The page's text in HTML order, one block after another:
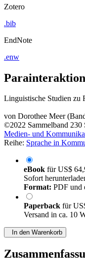
Zotero
.bib
EndNote
.enw
Linguistische Studien zu
von Dorothee Meer
©2022 Sammelband 230
Medien- und
Reihe: Sprache in
eBook fürUS$
Sofort
Format: PDF und
Paperback für
Versand in ca. 10
In den Warenkorb